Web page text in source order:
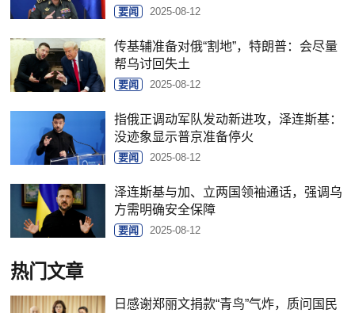
要闻 2025-08-12
传基辅准备对俄“割地”，特朗普：会尽量
帮乌讨回失土
要闻 2025-08-12
指俄正调动军队发动新进攻，泽连斯基：
没迹象显示普京准备停火
要闻 2025-08-12
泽连斯基与加、立两国领袖通话，强调乌
方需明确安全保障
要闻 2025-08-12
热门文章
日感谢郑丽文捐款“青鸟”气炸，质问国民